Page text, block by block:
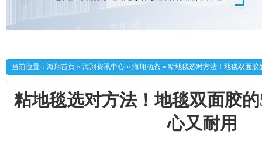
当前位置： 海翔首页 » 海翔资讯中心 » 海翔动态 » 粘地毯选对方法！地毯双面
粘地毯选对方法！地毯双面胶
心又耐用